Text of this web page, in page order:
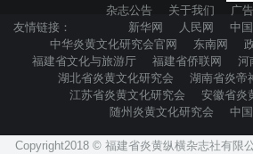
杂志公告 关于我们
广
友情链接：
新华网 人民网 中
中华炎黄文化研究会官网
东南网
福建省文化与旅游厅
福建省侨联网
河
湖北省炎黄文化研究会
湖南省炎帝
江苏省炎黄文化研究会
安徽省炎
随州炎黄文化研究会
中
Copyright2018 © 福建省炎黄纵横杂志社有限